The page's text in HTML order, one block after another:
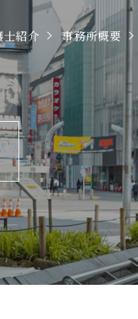
士紹介 事務所概要